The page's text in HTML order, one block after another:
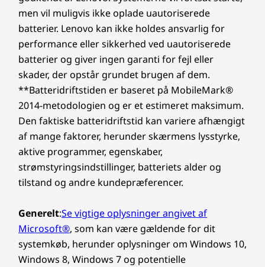
men vil muligvis ikke oplade uautoriserede
batterier. Lenovo kan ikke holdes ansvarlig for
performance eller sikkerhed ved uautoriserede
batterier og giver ingen garanti for fejl eller
skader, der opstår grundet brugen af dem.
**Batteridriftstiden er baseret på MobileMark®
2014-metodologien og er et estimeret maksimum.
Den faktiske batteridriftstid kan variere afhængigt
af mange faktorer, herunder skærmens lysstyrke,
aktive programmer, egenskaber,
strømstyringsindstillinger, batteriets alder og
tilstand og andre kundepræferencer.
Generelt:Se vigtige oplysninger angivet af
Microsoft®, som kan være gældende for dit
systemkøb, herunder oplysninger om Windows 10,
Windows 8, Windows 7 og potentielle